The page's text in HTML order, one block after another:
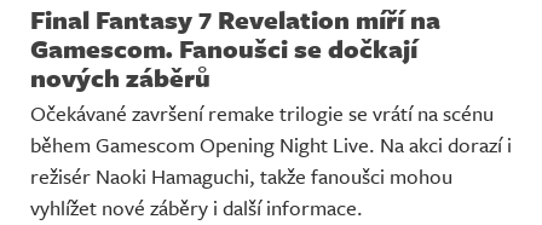
Final Fantasy 7 Revelation míří na
Gamescom. Fanoušci se dočkají
nových záběrů
Očekávané završení remake trilogie se vrátí na scénu
během Gamescom Opening Night Live. Na akci dorazí i
režisér Naoki Hamaguchi, takže fanoušci mohou
vyhlížet nové záběry i další informace.